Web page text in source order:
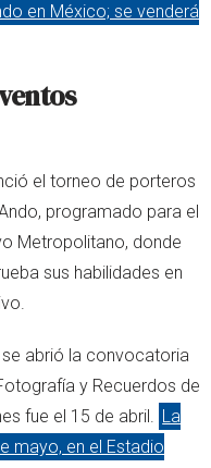
en México; se venderá
el torneo de porteros
programado para el
Metropolitano, donde
sus habilidades en
abrió la convocatoria
y Recuerdos de
fue el 15 de abril. La
mayo, en el Estadio